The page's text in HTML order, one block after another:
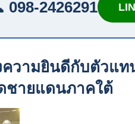
098-2426291
ความยินดีกับตัวแ
ชายแดนภาคใต้